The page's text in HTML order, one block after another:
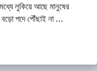
লুকিয়ে আছে মানুষের
পদে পৌঁছাই না ...